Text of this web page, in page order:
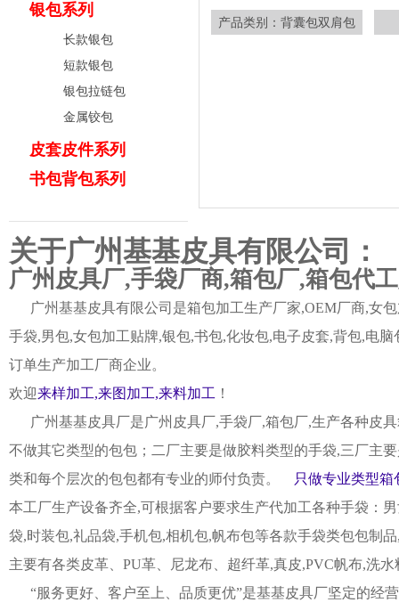
银包系列
长款银包
短款银包
银包拉链包
金属铰包
皮套皮件系列
书包背包系列
产品类别：背囊包双肩包
关于广州基基皮具有限公司：
广州皮具厂,手袋厂商,箱包厂,箱包代
广州基基皮具有限公司是箱包加工生产厂家,OEM厂商,女
手袋,男包,女包加工贴牌,银包,书包,化妆包,电子皮套,背包,电
订单生产加工厂商企业。
欢迎来样加工,来图加工,来料加工 ！
广州基基皮具厂是广州皮具厂,手袋厂,箱包厂,生产各种皮
不做其它类型的包包；二厂主要是做胶料类型的手袋,三厂主
类和每个层次的包包都有专业的师付负责。
只做专业类型箱
本工厂生产设备齐全,可根据客户要求生产代加工各种手袋：
袋,时装包,礼品袋,手机包,相机包,帆布包等各款手袋类包包制
主要有各类皮革、PU革、尼龙布、超纤革,真皮,PVC帆布,洗
“服务更好、客户至上、品质更优”是基基皮具厂坚定的经